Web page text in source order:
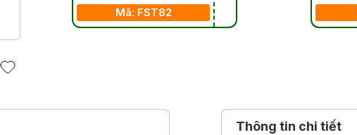
Mã: FST82
Thông tin chi tiết